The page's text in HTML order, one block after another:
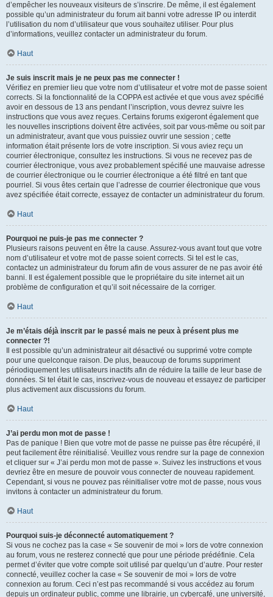
d’empêcher les nouveaux visiteurs de s’inscrire. De même, il est également
possible qu’un administrateur du forum ait banni votre adresse IP ou interdit
l’utilisation du nom d’utilisateur que vous souhaitez utiliser. Pour plus
d’informations, veuillez contacter un administrateur du forum.
Haut
Je suis inscrit mais je ne peux pas me connecter !
Vérifiez en premier lieu que votre nom d’utilisateur et votre mot de passe soient
corrects. Si la fonctionnalité de la COPPA est activée et que vous avez spécifié
avoir en dessous de 13 ans pendant l’inscription, vous devrez suivre les
instructions que vous avez reçues. Certains forums exigeront également que
les nouvelles inscriptions doivent être activées, soit par vous-même ou soit par
un administrateur, avant que vous puissiez ouvrir une session ; cette
information était présente lors de votre inscription. Si vous aviez reçu un
courrier électronique, consultez les instructions. Si vous ne recevez pas de
courrier électronique, vous avez probablement spécifié une mauvaise adresse
de courrier électronique ou le courrier électronique a été filtré en tant que
pourriel. Si vous êtes certain que l’adresse de courrier électronique que vous
avez spécifiée était correcte, essayez de contacter un administrateur du forum.
Haut
Pourquoi ne puis-je pas me connecter ?
Plusieurs raisons peuvent en être la cause. Assurez-vous avant tout que votre
nom d’utilisateur et votre mot de passe soient corrects. Si tel est le cas,
contactez un administrateur du forum afin de vous assurer de ne pas avoir été
banni. Il est également possible que le propriétaire du site internet ait un
problème de configuration et qu’il soit nécessaire de la corriger.
Haut
Je m’étais déjà inscrit par le passé mais ne peux à présent plus me
connecter ?!
Il est possible qu’un administrateur ait désactivé ou supprimé votre compte
pour une quelconque raison. De plus, beaucoup de forums suppriment
périodiquement les utilisateurs inactifs afin de réduire la taille de leur base de
données. Si tel était le cas, inscrivez-vous de nouveau et essayez de participer
plus activement aux discussions du forum.
Haut
J’ai perdu mon mot de passe !
Pas de panique ! Bien que votre mot de passe ne puisse pas être récupéré, il
peut facilement être réinitialisé. Veuillez vous rendre sur la page de connexion
et cliquer sur « J’ai perdu mon mot de passe ». Suivez les instructions et vous
devriez être en mesure de pouvoir vous connecter de nouveau rapidement.
Cependant, si vous ne pouvez pas réinitialiser votre mot de passe, nous vous
invitons à contacter un administrateur du forum.
Haut
Pourquoi suis-je déconnecté automatiquement ?
Si vous ne cochez pas la case « Se souvenir de moi » lors de votre connexion
au forum, vous ne resterez connecté que pour une période prédéfinie. Cela
permet d’éviter que votre compte soit utilisé par quelqu’un d’autre. Pour rester
connecté, veuillez cocher la case « Se souvenir de moi » lors de votre
connexion au forum. Ceci n’est pas recommandé si vous accédez au forum
depuis un ordinateur public, comme une librairie, un cybercafé, une université,